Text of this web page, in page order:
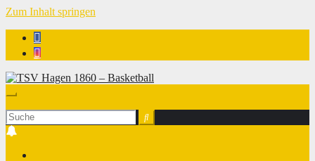
Zum Inhalt springen